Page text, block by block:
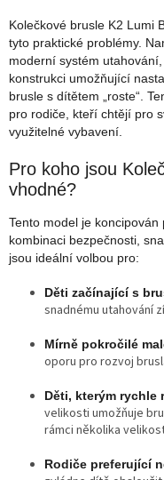
Kolečkové brusle K2 Lumi
tyto praktické problémy.
moderní systém
konstrukci umožňující
brusle s dítětem „roste“.
pro rodiče, kteří chtějí pro
využitelné vybavení.
Pro koho jsou
vhodné?
Tento model je
kombinaci bezpečnosti,
jsou ideální volbou pro:
Děti začínající s
snadnému utahování
Mírně pokročilé
oporu pro rozvoj
Děti, kterým rychle
velikosti umožňuje
rámci několika
Rodiče preferující